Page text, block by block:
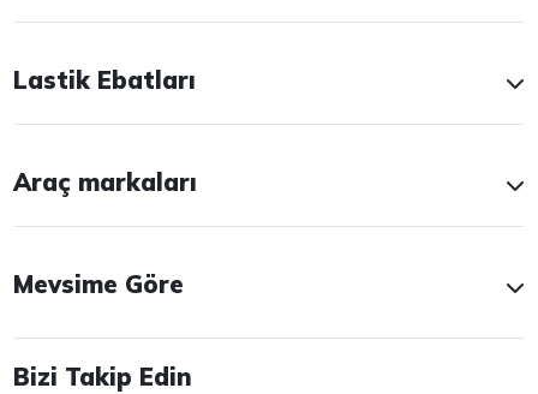
Lastik Ebatları
Araç markaları
Mevsime Göre
Bizi Takip Edin